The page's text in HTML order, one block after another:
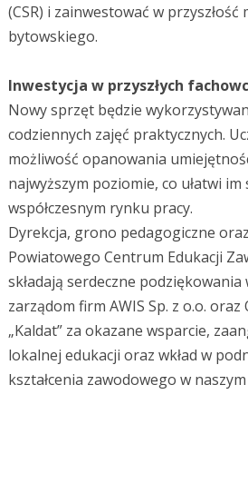
(CSR) i zainwestować w przyszłość
bytowskiego.
Inwestycja w przyszłych
Nowy sprzęt będzie
codziennych zajęć praktycznych.
możliwość opanowania
najwyższym poziomie, co ułatwi
współczesnym rynku pracy.
Dyrekcja, grono pedagogiczne
Powiatowego Centrum Edukacji
składają serdeczne podziękowania
zarządom firm AWIS Sp. z o.o.
„Kaldat” za okazane wsparcie,
lokalnej edukacji oraz wkład w
kształcenia zawodowego w